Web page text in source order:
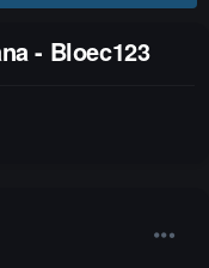
- Bloec123